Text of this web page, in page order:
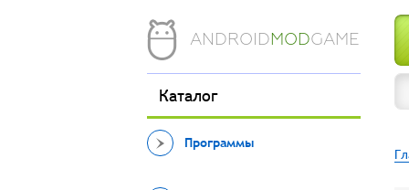
ANDROIDMODGAME
Каталог
Программы